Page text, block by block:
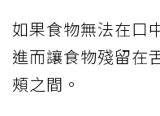
如果食物無法在口
進而讓食物殘留在
頰之間。